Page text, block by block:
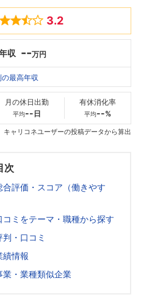
3.2
収 --万円
30代
--万
--万
最高年収
月の休日出勤
平均-- 日
有休消化率
平均--%
キャリコネユーザーの投稿データから算出
次
評価・スコア（働きやす
ミをテーマ・職種から探す
・口コミ
績情報
業・業種類似企業